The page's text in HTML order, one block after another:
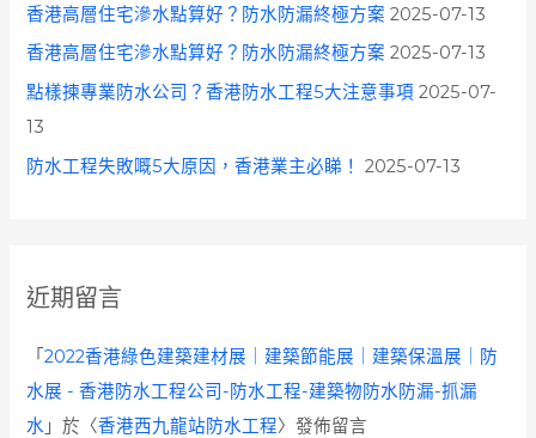
香港高層住宅滲水點算好？防水防漏終極方案 2025-07-13
香港高層住宅滲水點算好？防水防漏終極方案 2025-07-13
點樣揀專業防水公司？香港防水工程5大注意事項 2025-07-
13
防水工程失敗嘅5大原因，香港業主必睇！
2025-07-13
近期留言
「2022香港綠色建築建材展｜建築節能展｜建築保溫展｜防
水展 - 香港防水工程公司-防水工程-建築物防水防漏-抓漏
水 」於〈香港西九龍站防水工程〉發佈留言